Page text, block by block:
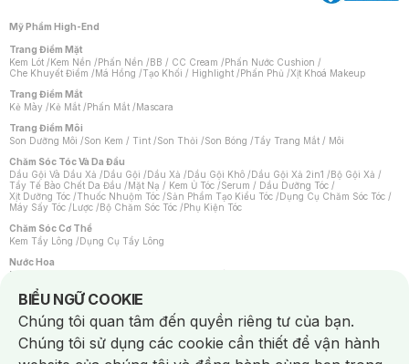
Mỹ Phẩm High-End
Trang Điểm Mặt
Kem Lót /Kem Nền /Phấn Nền /BB / CC Cream /Phấn Nước Cushion /
Che Khuyết Điểm /Má Hồng /Tạo Khối / Highlight /Phấn Phủ /Xịt Khoá Makeup
Trang Điểm Mắt
Kẻ Mày /Kẻ Mắt /Phấn Mắt /Mascara
Trang Điểm Môi
Son Dưỡng Môi /Son Kem / Tint /Son Thỏi /Son Bóng /Tẩy Trang Mắt / Môi
Chăm Sóc Tóc Và Da Đầu
Dầu Gội Và Dầu Xả /Dầu Gội /Dầu Xả /Dầu Gội Khô /Dầu Gội Xả 2in1 /Bộ Gội Xả /
Tẩy Tế Bào Chết Da Đầu /Mặt Nạ / Kem Ủ Tóc /Serum / Dầu Dưỡng Tóc /
Xịt Dưỡng Tóc /Thuốc Nhuộm Tóc /Sản Phẩm Tạo Kiểu Tóc /Dụng Cụ Chăm Sóc Tóc /
Máy Sấy Tóc /Lược /Bộ Chăm Sóc Tóc /Phụ Kiện Tóc
Chăm Sóc Cơ Thể
Kem Tẩy Lông /Dụng Cụ Tẩy Lông
Nước Hoa
Nước Hoa Nữ
Chăm Sóc Cá Nhân
Chống Muỗi /Khẩu Trang /Máy Massage/Mặt Nạ Xông Hơi /Nước Rửa Tay/
Sản Phẩm Chăm Sóc Khác /Bàn Chải Đánh Răng /Bàn Chải Điện/
Hỗ Trợ Trắng Răng/Kem Đánh Răng /Máy Tăm Nước/ Nước Súc Miệng/
Tăm / Chỉ Nha Khoa/ Xịt Thơm Miệng / Dung Dịch Vệ Sinh/Dưỡng Vùng Kín/
BIỂU NGỮ COOKIE
Notice about cookies usage
Chúng tôi quan tâm đến quyền riêng tư của bạn.
Chúng tôi sử dụng các cookie cần thiết để vận hành